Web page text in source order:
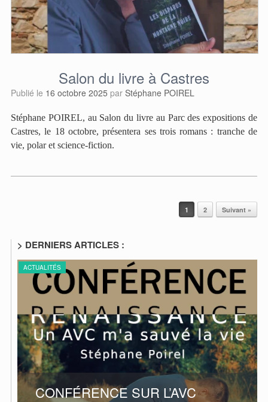
Salon du livre à Castres
Publié le 16 octobre 2025 par Stéphane POIREL
Stéphane POIREL, au Salon du livre au Parc des expositions de
Castres, le 18 octobre, présentera ses trois romans : tranche de
vie, polar et science-fiction.
1 2 Suivant »
> DERNIERS ARTICLES :
ACTUALITÉS
CONFÉRENCE SUR L’AVC